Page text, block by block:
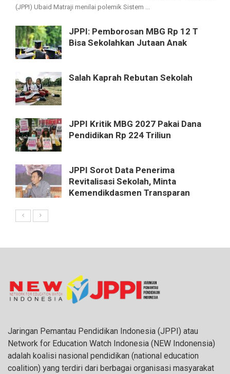
(JPPI) Ubaid Matraji menilai polemik Sistem ...
JPPI: Pemborosan MBG Rp 12 T
Bisa Sekolahkan Jutaan Anak
Salah Kaprah Rebutan Sekolah
JPPI Kritik MBG 2027 Pakai Dana
Pendidikan Rp 224 Triliun
JPPI Sorot Data Penerima
Revitalisasi Sekolah, Minta
Kemendikdasmen Transparan
Jaringan Pemantau Pendidikan Indonesia (JPPI) atau
Network for Education Watch Indonesia (NEW Indonensia)
adalah koalisi nasional pendidikan (national education
coalition) yang terdiri dari berbagai organisasi masyarakat